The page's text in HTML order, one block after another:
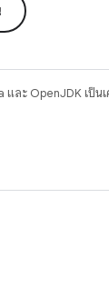
และ OpenJDK เป็นเ